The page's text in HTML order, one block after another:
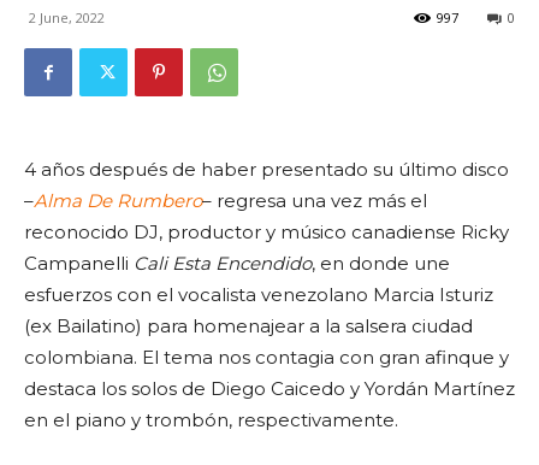
2 June, 2022 0
997
4 años después de haber presentado su último disco
–Alma De Rumbero– regresa una vez más el
reconocido DJ, productor y músico canadiense Ricky
Campanelli Cali Esta Encendido, en donde une
esfuerzos con el vocalista venezolano Marcia Isturiz
(ex Bailatino) para homenajear a la salsera ciudad
colombiana. El tema nos contagia con gran afinque y
destaca los solos de Diego Caicedo y Yordán Martínez
en el piano y trombón, respectivamente.